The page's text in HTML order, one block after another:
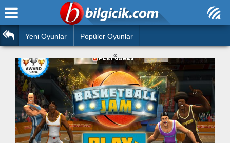
Araba
Barbie
Boyama
Futbol
Çocuk
Ana Sayfa
Bilmeceler
Bulmacalar
Deyimler
Duvar Yazıları
Yeni Oyunlar Popüler Oyunlar